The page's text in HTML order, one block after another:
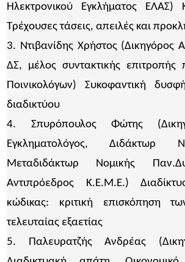
Ηλεκτρονικού Εγκλήματος ΕΛΑΣ)
Τρέχουσες τάσεις, απειλές και
3. Ντιβανίδης Χρήστος (Δικηγόρος
ΔΣ, μέλος συντακτικής επιτροπής
Ποινικολόγων) Συκοφαντική
διαδικτύου
4. Σπυρόπουλος Φώτης
Εγκληματολόγος, Διδάκτωρ
Μεταδιδάκτωρ Νομικής
Αντιπρόεδρος Κ.Ε.Μ.Ε.)
κώδικας: κριτική επισκόπηση
τελευταίας εξαετίας
5. Παλευρατζής Ανδρέας